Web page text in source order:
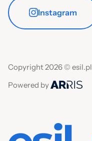
Instagram
Copyright 2026 © esil.pl
Powered by